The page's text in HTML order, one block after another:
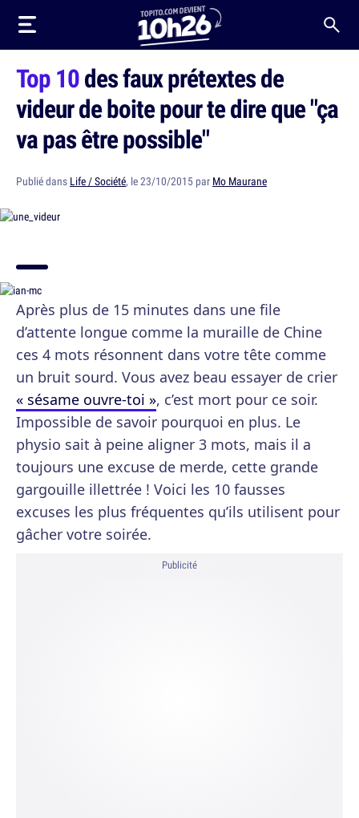
Top 10des faux prétextes de
videur de boite pour te dire que "ça
va pas être possible"
Publié dans Life / Société, le 23/10/2015 par Mo Maurane
Après plus de 15 minutes dans une file
d’attente longue comme la muraille de Chine
ces 4 mots résonnent dans votre tête comme
un bruit sourd. Vous avez beau essayer de crier
« sésame ouvre-toi », c’est mort pour ce soir.
Impossible de savoir pourquoi en plus. Le
physio sait à peine aligner 3 mots, mais il a
toujours une excuse de merde, cette grande
gargouille illettrée ! Voici les 10 fausses
excuses les plus fréquentes qu’ils utilisent pour
gâcher votre soirée.
Publicité